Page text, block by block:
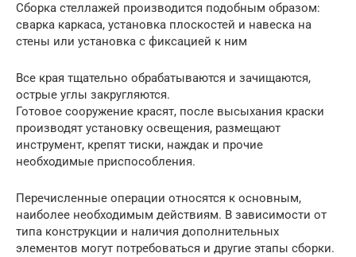
Сборка стеллажей производится подобным образом:
сварка каркаса, установка плоскостей и навеска на
стены или установка с фиксацией к ним
Все края тщательно обрабатываются и зачищаются,
острые углы закругляются.
Готовое сооружение красят, после высыхания краски
производят установку освещения, размещают
инструмент, крепят тиски, наждак и прочие
необходимые приспособления.
Перечисленные операции относятся к основным,
наиболее необходимым действиям. В зависимости от
типа конструкции и наличия дополнительных
элементов могут потребоваться и другие этапы сборки.